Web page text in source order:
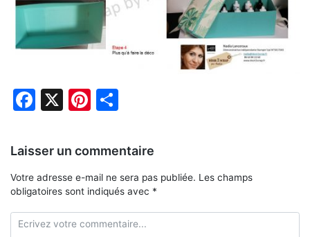
Facebook
X Pinterest
Laisser un commentaire
Votre adresse e-mail ne sera pas publiée. Les champs
obligatoires sont indiqués avec *